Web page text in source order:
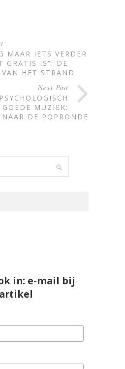
MAAR IETS VERDER
GRATIS IS”: DE
VAN HET STRAND
Next Post
GOEDE MUZIEK:
DE POPRONDE
in: e-mail bij